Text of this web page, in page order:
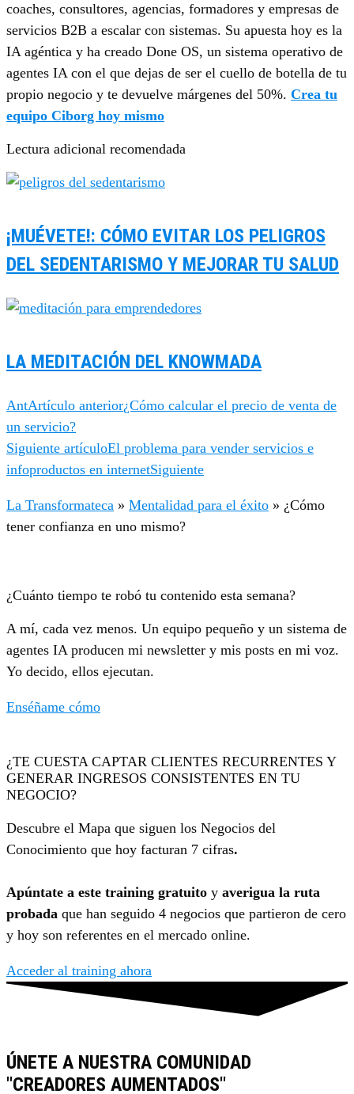
coaches, consultores, agencias, formadores y empresas de
servicios B2B a escalar con sistemas. Su apuesta hoy es la
IA agéntica y ha creado Done OS, un sistema operativo de
agentes IA con el que dejas de ser el cuello de botella de tu
propio negocio y te devuelve márgenes del 50%. Crea tu
equipo Ciborg hoy mismo
Lectura adicional recomendada
¡MUÉVETE!: CÓMO EVITAR LOS PELIGROS
DEL SEDENTARISMO Y MEJORAR TU SALUD
LA MEDITACIÓN DEL KNOWMADA
AntArtículo anterior¿Cómo calcular el precio de venta de
un servicio?
Siguiente artículoEl problema para vender servicios e
infoproductos en internetSiguiente
La Transformateca » Mentalidad para el éxito » ¿Cómo
tener confianza en uno mismo?
¿Cuánto tiempo te robó tu contenido esta semana?
A mí, cada vez menos. Un equipo pequeño y un sistema de
agentes IA producen mi newsletter y mis posts en mi voz.
Yo decido, ellos ejecutan.
Enséñame cómo
¿TE CUESTA CAPTAR CLIENTES RECURRENTES Y
GENERAR INGRESOS CONSISTENTES EN TU
NEGOCIO?
Descubre el Mapa que siguen los Negocios del
Conocimiento que hoy facturan 7 cifras.
Apúntate a este training gratuito y averigua la ruta
probada que han seguido 4 negocios que partieron de cero
y hoy son referentes en el mercado online.
Acceder al training ahora
ÚNETE A NUESTRA COMUNIDAD
"CREADORES AUMENTADOS"